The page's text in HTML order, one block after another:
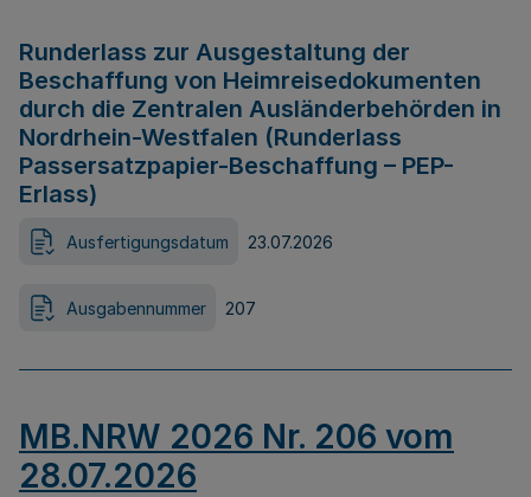
Runderlass zur Ausgestaltung der
Beschaffung von Heimreisedokumenten
durch die Zentralen Ausländerbehörden in
Nordrhein-Westfalen (Runderlass
Passersatzpapier-Beschaffung – PEP-
Erlass)
Ausfertigungsdatum 23.07.2026
Ausgabennummer 207
MB.NRW 2026 Nr. 206 vom
28.07.2026